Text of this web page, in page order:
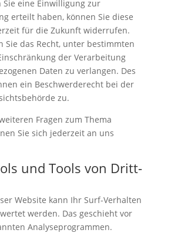
Sie eine Einwilligung zur
erteilt haben, können Sie diese
für die Zukunft widerrufen.
Sie das Recht, unter bestimmten
der Verarbeitung
Daten zu verlangen. Des
ein Beschwerderecht bei der
zu.
Fragen zum Thema
Sie sich jederzeit an uns
und Tools von Dritt­
Website kann Ihr Surf-Verhalten
werden. Das geschieht vor
Analyseprogrammen.